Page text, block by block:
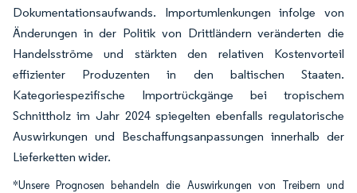
Dokumentationsaufwands. Importumlenkungen infolge von
Änderungen in der Politik von Drittländern veränderten die
Handelsströme und stärkten den relativen Kostenvorteil
effizienter Produzenten in den baltischen Staaten.
Kategoriespezifische Importrückgänge bei tropischem
Schnittholz im Jahr 2024 spiegelten ebenfalls regulatorische
Auswirkungen und Beschaffungsanpassungen innerhalb der
Lieferketten wider.
*Unsere Prognosen behandeln die Auswirkungen von Treibern und